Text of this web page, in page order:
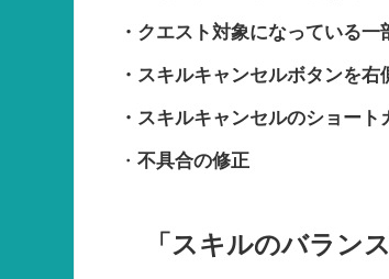
・クエスト対象になっている
・スキルキャンセルボタンを
・スキルキャンセルのショー
・不具合の修正
「スキルのバラン